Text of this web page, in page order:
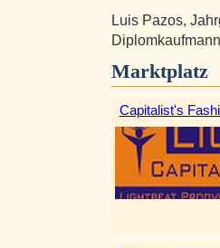
Luis Pazos,
Marktplatz
Capitalist's